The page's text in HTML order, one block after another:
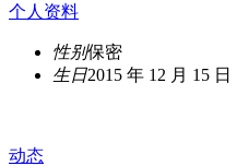
个人资料
性别保密
生日2015 年 12 月 15 日
动态